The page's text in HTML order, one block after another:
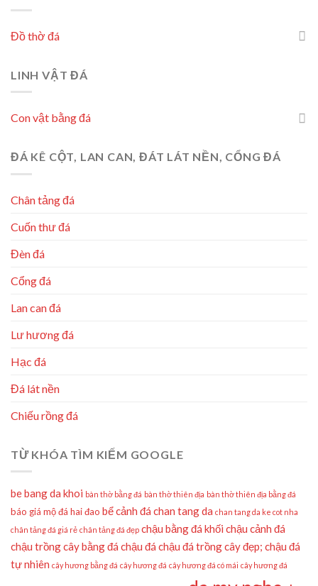
Đồ thờ đá
LINH VẬT ĐÁ
Con vật bằng đá
ĐÁ KÊ CỘT, LAN CAN, ĐÁT LÁT NỀN, CỔNG ĐÁ
Chân tảng đá
Cuốn thư đá
Đèn đá
Cổng đá
Lan can đá
Lư hương đá
Hạc đá
Đá lát nền
Chiếu rồng đá
TỪ KHÓA TÌM KIẾM GOOGLE
be bang da khoi bàn thờ bằng đá bàn thờ thiên địa bàn thờ thiên địa bằng đá
báo giá mộ đá hai đao bể cảnh đá chan tang da chan tang da ke cot nha
chân tảng đá giá rẻ chân tảng đá đẹp chậu bằng đá khối chậu cảnh đá
chậu trồng cây bằng đá chậu đá chậu đá trồng cây đẹp; chậu đá
tự nhiên cây hương bằng đá cây hương đá cây hương đá có mái cây hương đá